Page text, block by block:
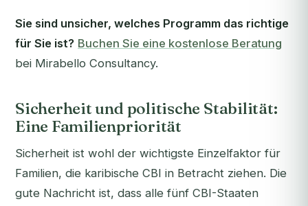
Sie sind unsicher, welches Programm das richtige
für Sie ist? Buchen Sie eine kostenlose Beratung
bei Mirabello Consultancy.
Sicherheit und politische Stabilität:
Eine Familienpriorität
Sicherheit ist wohl der wichtigste Einzelfaktor für
Familien, die karibische CBI in Betracht ziehen. Die
gute Nachricht ist, dass alle fünf CBI-Staaten